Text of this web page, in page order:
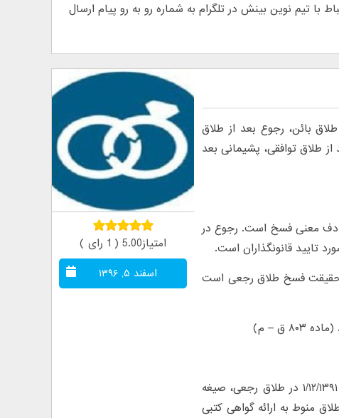
تیم نوین بینش در تلگرام به شماره رو به رو پیام ارسال
امتیاز5.00 ( 1 رای )
اسفند ۵, ۱۳۹۶
بائن، رجوع بعد از طلاق
طلاق توافقی، پشیمانی بعد
معنى فسخ است. رجوع در
تایید قانونگذاران است.
۱۱۴۸- ۱۱۴۹ ق – م) و آنهم در حقیقت فسخ طلاق رجعى است
ق – م)
به استحضار میرساند با توجه به ماده ۳۸ قانون حمایت خانواده مصوب ۱/۱۲/۱۳۹۱ در طلاق رجعی، صیغه
منوط به ارائه گواهی کتبی